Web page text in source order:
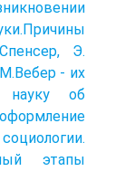
Э.
- их
об
этапы